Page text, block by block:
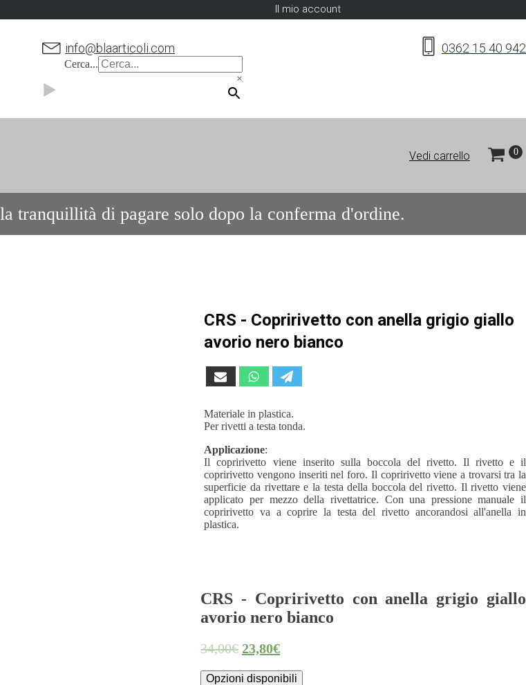
Il mio account
info@blaarticoli.com 0362 15 40 942
Cerca...
×
Vedi carrello
tranquillità di pagare solo dopo la conferma d'ordine.
CRS - Copririvetto con anella grigio giallo
avorio nero bianco
Materiale in plastica.
Per rivetti a testa tonda.
Applicazione:
Il copririvetto viene inserito sulla boccola del rivetto. Il rivetto e il
copririvetto vengono inseriti nel foro. Il copririvetto viene a trovarsi tra la
superficie da rivettare e la testa della boccola del rivetto. Il rivetto viene
applicato per mezzo della rivettatrice. Con una pressione manuale il
copririvetto va a coprire la testa del rivetto ancorandosi all'anella in
plastica.
CRS - Copririvetto con anella grigio giallo
avorio nero bianco
34,00€ 23,80€
Opzioni disponibili